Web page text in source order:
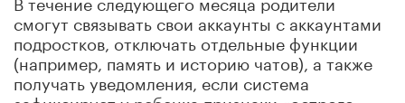
смогут связывать свои аккаунты с аккаунтами
подростков, отключать отдельные функции
(например, память и историю чатов), а также
получать уведомления, если система